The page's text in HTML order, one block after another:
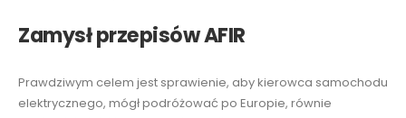
Zamysł przepisów AFIR
Prawdziwym celem jest sprawienie, aby kierowca samochodu
elektrycznego, mógł podróżować po Europie, równie